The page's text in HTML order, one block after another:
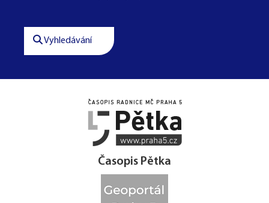
Vyhledávání
 
Časopis Pětka